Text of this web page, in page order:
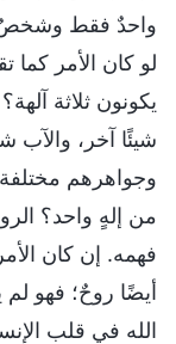
واحدٌ فقط وشخصٌ
لو كان الأمر كما
يكونون ثلاثة
شيئًا آخر، والآب
وجواهرهم
من إلهٍ واحد؟
فهمه. إن كان
أيضًا روحٌ؛ فهو
الله في قلب